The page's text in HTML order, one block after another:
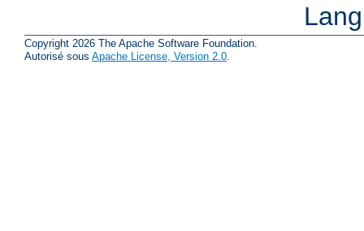
Copyright 2026 The Apache Software Foundation.
Autorisé sous Apache License, Version 2.0.